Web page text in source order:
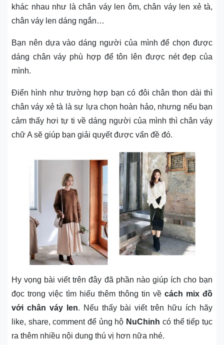
khác nhau như là chân váy len ôm, chân váy len xẻ tà,
chân váy len dáng ngắn…
Bạn nên dựa vào dáng người của mình để chọn được
dáng chân váy phù hợp để tôn lên được nét đẹp của
mình.
Điển hình như trường hợp bạn có đôi chân thon dài thì
chân váy xẻ tà là sự lựa chọn hoàn hảo, nhưng nếu bạn
cảm thấy hơi tự ti về dáng người của mình thì chân váy
chữ A sẽ giúp bạn giải quyết được vấn đề đó.
Hy vọng bài viết trên đây đã phần nào giúp ích cho bạn
đọc trong việc tìm hiểu thêm thông tin về cách mix đồ
với chân váy len. Nếu thấy bài viết trên hữu ích hãy
like, share, comment để ủng hộ NuChinh có thể tiếp tục
ra thêm nhiều nội dung thú vị hơn nữa nhé.